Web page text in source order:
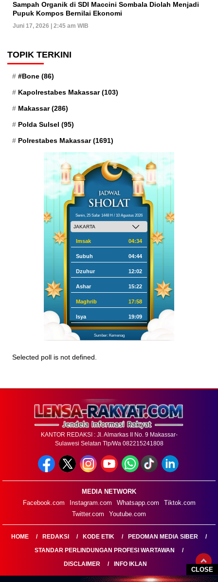
CLOSE
Sampah Organik di SDI Maccini Sombala Diolah Menjadi
Pupuk Kompos Bernilai Ekonomi
Juni 17, 2026 | 2:45 am WIB
TOPIK TERKINI
#Bone (86)
Kapolrestabes Makassar(103)
Makassar(286)
Polda Sulsel (95)
Polrestabes Makassar(1691)
Senin, 25 Safar 1448 H / 10 Agustus 2026
Imsak 04:34
Subuh 04:44
Dzuhur 12:02
Ashar 15:22
Maghrib 17:58
Isya 19:09
Sumber: Kemenag
Selected poll is not defined.
KANTOR REDAKSI : Jl. Almarkas II No. 9 Makassar-
Sulawesi Selatan Tlp/Wa 082215241808
MEDIA NETWORK
Facebook.com
Instagram.com Whatsapp.com
Tiktok.com
Twitter.com
Youtube.com
HOME REDAKSI KODE ETIK
PEDOMAN MEDIA SIBER
STANDAR PERLINDUNGAN PROFESI WARTAWAN
DISCLAIMER
INFO IKLAN